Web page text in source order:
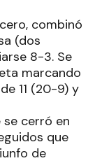
combinó
(dos
8-3. Se
marcando
11 (20-9) y
cerró en
que
de